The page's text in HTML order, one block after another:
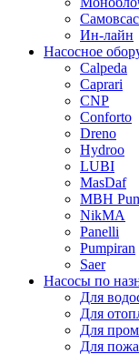
Ин-лайн
Насосное
Calpeda
Caprari
CNP
Conforto
Dreno
Hydroo
LUBI
MasDaf
MBH
NikMA
Panelli
Pumpiran
Saer
Насосы по
Для
Для
Для
Для